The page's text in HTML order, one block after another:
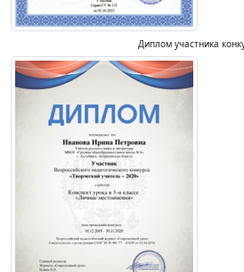
Диплом участника